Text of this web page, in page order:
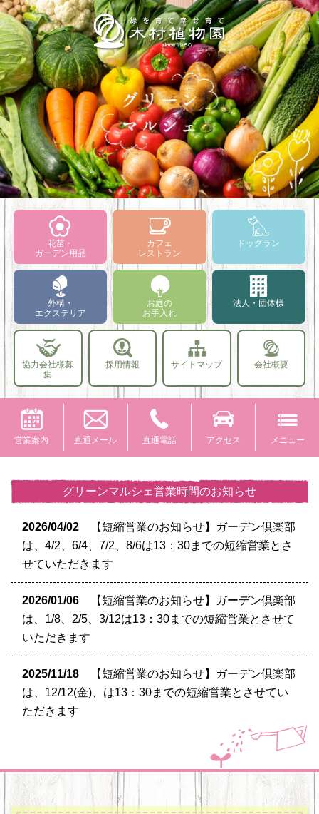
花苗・
ガーデン用品
カフェ
レストラン
ドッグラン
外構・
エクステリア
お庭の
お手入れ
法人・団体様
協力会社様募
集
採用情報 サイトマップ 会社概要
営業案内 直通メール 直通電話 アクセス メニュー
グリーンマルシェ営業時間のお知らせ
2026/04/02
【短縮営業のお知らせ】ガーデン倶楽部
は、4/2、6/4、7/2、8/6は13：30までの短縮営業とさ
せていただきます
2026/01/06
【短縮営業のお知らせ】ガーデン倶楽部
は、1/8、2/5、3/12は13：30までの短縮営業とさせて
いただきます
2025/11/18
【短縮営業のお知らせ】ガーデン倶楽部
は、12/12(金)、は13：30までの短縮営業とさせてい
ただきます